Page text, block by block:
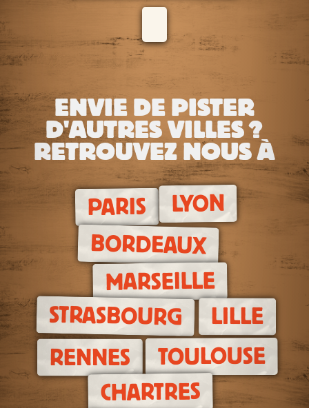
ENVIE DE PISTER
D'AUTRES VILLES ?
RETROUVEZ NOUS À
PARIS LYON
BORDEAUX
MARSEILLE
STRASBOURG LILLE
RENNES TOULOUSE
CHARTRES